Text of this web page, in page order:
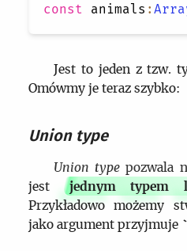
const animals :
Jest to jeden z tzw.
Omówmy je teraz szybko:
Union type
Union typepozwala
jest jednym typem
Przykładowo możemy
jako argument przyjmuje